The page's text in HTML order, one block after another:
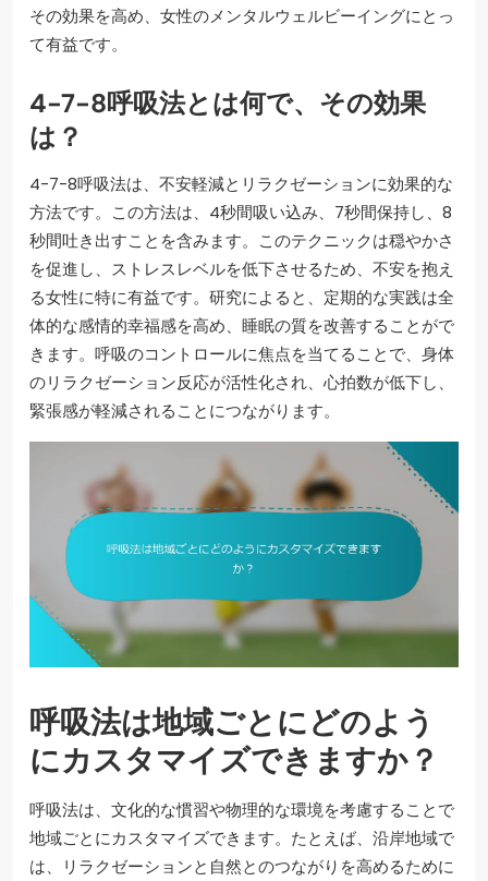
その効果を高め、女性のメンタルウェルビーイングにとっ
て有益です。
4-7-8呼吸法とは何で、その効果
は？
4-7-8呼吸法は、不安軽減とリラクゼーションに効果的な
方法です。この方法は、4秒間吸い込み、7秒間保持し、8
秒間吐き出すことを含みます。このテクニックは穏やかさ
を促進し、ストレスレベルを低下させるため、不安を抱え
る女性に特に有益です。研究によると、定期的な実践は全
体的な感情的幸福感を高め、睡眠の質を改善することがで
きます。呼吸のコントロールに焦点を当てることで、身体
のリラクゼーション反応が活性化され、心拍数が低下し、
緊張感が軽減されることにつながります。
呼吸法は地域ごとにどのよう
にカスタマイズできますか？
呼吸法は、文化的な慣習や物理的な環境を考慮することで
地域ごとにカスタマイズできます。たとえば、沿岸地域で
は、リラクゼーションと自然とのつながりを高めるために